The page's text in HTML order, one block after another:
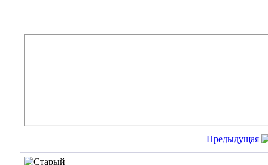
Предыдущая